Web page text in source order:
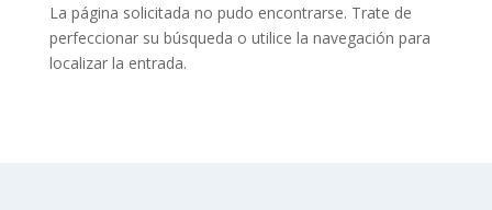
La página solicitada no pudo encontrarse. Trate de
perfeccionar su búsqueda o utilice la navegación para
localizar la entrada.